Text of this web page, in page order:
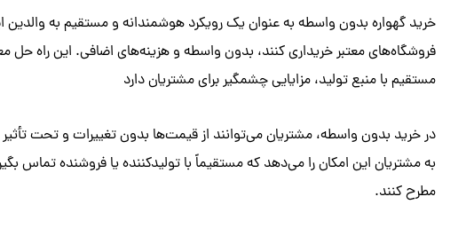
خرید گهواره بدون واسطه به عنوان یک رویکرد هوشمندانه و مستقیم به والدین
فروشگاه‌های معتبر خریداری کنند، بدون واسطه و هزینه‌های اضافی. این راه حل
مستقیم با منبع تولید، مزایایی چشمگیر برای مشتریان دارد
در خرید بدون واسطه، مشتریان می‌توانند از قیمت‌ها بدون تغییرات و تحت
به مشتریان این امکان را می‌دهد که مستقیماً با تولیدکننده یا فروشنده تماس
مطرح کنند.